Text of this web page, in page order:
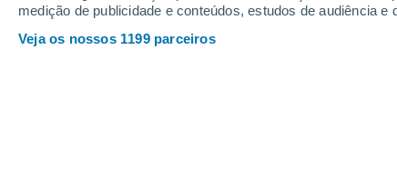
medição de publicidade e conteúdos, estudos de audiência e
Veja os nossos 1199 parceiros